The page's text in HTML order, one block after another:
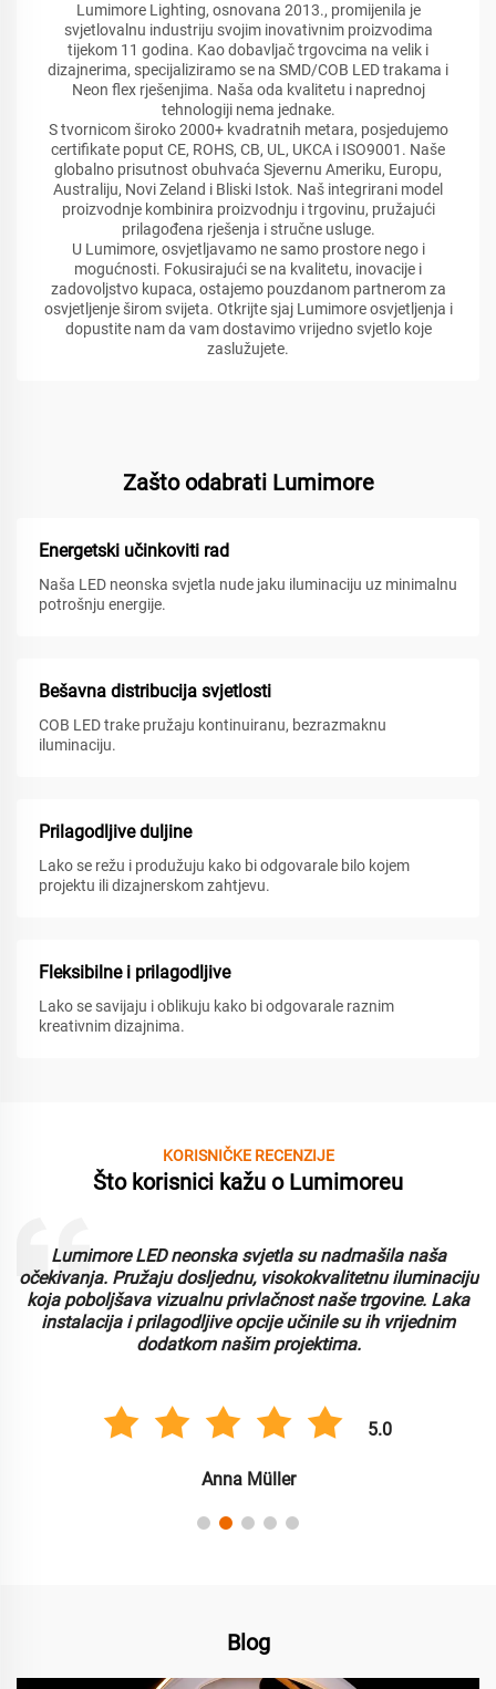
Lumimore Lighting, osnovana 2013., promijenila je
svjetlovalnu industriju svojim inovativnim proizvodima
tijekom 11 godina. Kao dobavljač trgovcima na velik i
dizajnerima, specijaliziramo se na SMD/COB LED trakama i
Neon flex rješenjima. Naša oda kvalitetu i naprednoj
tehnologiji nema jednake.
S tvornicom široko 2000+ kvadratnih metara, posjedujemo
certifikate poput CE, ROHS, CB, UL, UKCA i ISO9001. Naše
globalno prisutnost obuhvaća Sjevernu Ameriku, Europu,
Australiju, Novi Zeland i Bliski Istok. Naš integrirani model
proizvodnje kombinira proizvodnju i trgovinu, pružajući
prilagođena rješenja i stručne usluge.
U Lumimore, osvjetljavamo ne samo prostore nego i
mogućnosti. Fokusirajući se na kvalitetu, inovacije i
zadovoljstvo kupaca, ostajemo pouzdanom partnerom za
osvjetljenje širom svijeta. Otkrijte sjaj Lumimore osvjetljenja i
dopustite nam da vam dostavimo vrijedno svjetlo koje
zaslužujete.
Zašto odabrati Lumimore
Energetski učinkoviti rad
Naša LED neonska svjetla nude jaku iluminaciju uz minimalnu
potrošnju energije.
Bešavna distribucija svjetlosti
COB LED trake pružaju kontinuiranu, bezrazmaknu
iluminaciju.
Prilagodljive duljine
Lako se režu i produžuju kako bi odgovarale bilo kojem
projektu ili dizajnerskom zahtjevu.
Fleksibilne i prilagodljive
Lako se savijaju i oblikuju kako bi odgovarale raznim
kreativnim dizajnima.
KORISNIČKE RECENZIJE
Što korisnici kažu o Lumimoreu
Lumimore LED neonska svjetla su nadmašila naša
očekivanja. Pružaju dosljednu, visokokvalitetnu iluminaciju
koja poboljšava vizualnu privlačnost naše trgovine. Laka
instalacija i prilagodljive opcije učinile su ih vrijednim
dodatkom našim projektima.
5.0
Anna Müller
Blog